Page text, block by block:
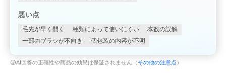
悪い点
毛先が早く開く 種類によって使いにくい
本数の誤解
一部のブラシが不向き
個包装の内容が不明
AI回答の正確性や商品の効果は保証されません（ その他の注意点 ）